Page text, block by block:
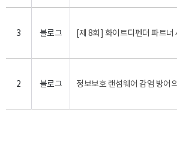
3 블로그
2 블로그